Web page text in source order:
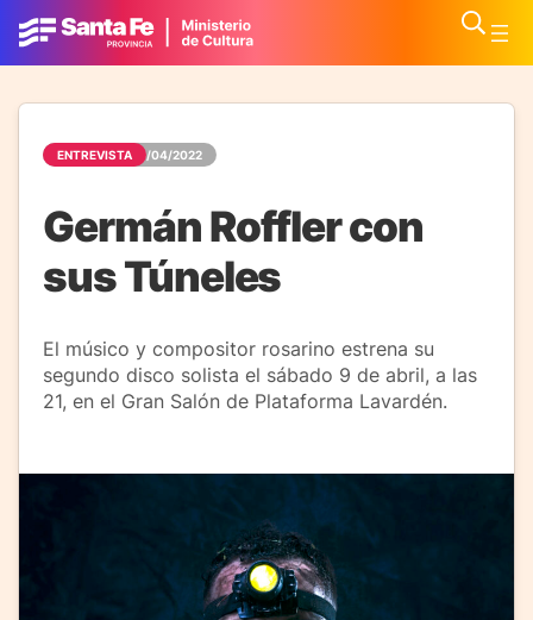
ENTREVISTA 10/04/2022
Germán Roffler con
sus Túneles
El músico y compositor rosarino estrena su
segundo disco solista el sábado 9 de abril, a las
21, en el Gran Salón de Plataforma Lavardén.